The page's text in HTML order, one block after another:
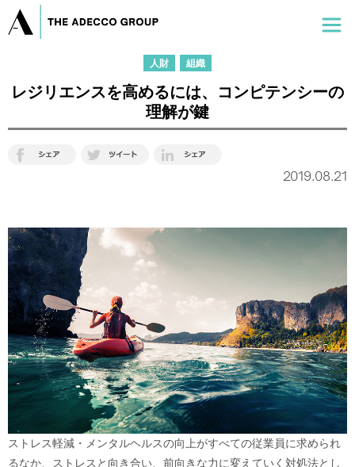
人財 組織
レジリエンスを高めるには、コンピテンシーの
理解が鍵
2019.08.21
ストレス軽減・メンタルヘルスの向上がすべての従業員に求められ
るなか、ストレスと向き合い、前向きな力に変えていく対処法とし